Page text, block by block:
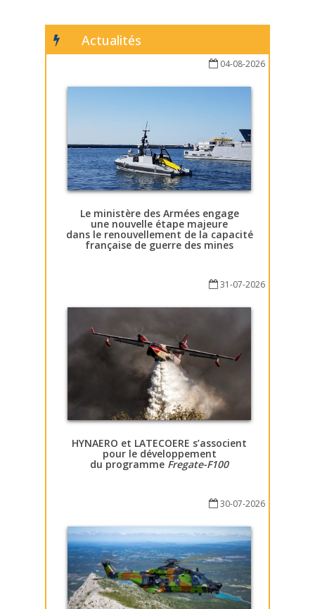
Actualités
04-08-2026
Le ministère des Armées engage
une nouvelle étape majeure
dans le renouvellement de la capacité
française de guerre des mines
31-07-2026
HYNAERO et LATECOERE s’associent
pour le développement
du programme Fregate-F100
30-07-2026